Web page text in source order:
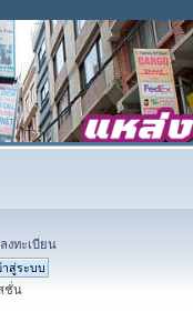
ลงทะเบียน
ชั่น